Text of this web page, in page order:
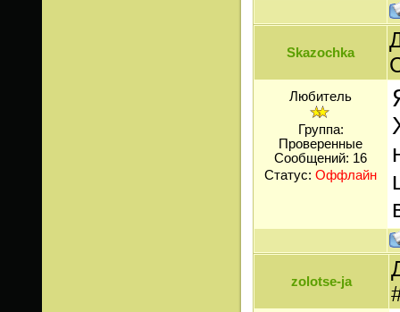
Skazochka
Любитель
Группа:
Проверенные
Сообщений: 16
Статус: Оффлайн
zolotse-ja